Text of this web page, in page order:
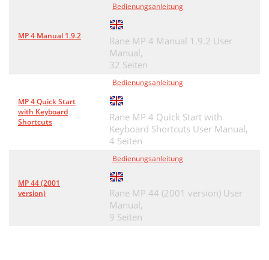
MP 4 Manual 1.9.2
Bedienungsanleitung
Rane MP 4 Manual 1.9.2 User
Manual,
32 Seiten
MP 4 Quick Start
with Keyboard
Shortcuts
Bedienungsanleitung
Rane MP 4 Quick Start with
Keyboard Shortcuts User Manual,
4 Seiten
MP 44 (2001
version)
Bedienungsanleitung
Rane MP 44 (2001 version) User
Manual,
9 Seiten